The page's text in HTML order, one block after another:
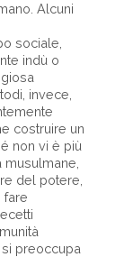
Alcuni
sociale,
indù o
invece,
costruire un
non vi è più
del potere,
fare
preoccupa